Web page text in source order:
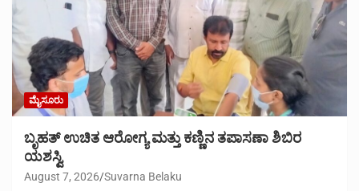
ಮೈಸೂರು
ಬೃಹತ್ ಉಚಿತ ಆರೋಗ್ಯ ಮತ್ತು ಕಣ್ಣಿನ ತಪಾಸಣಾ ಶಿಬಿರ
ಯಶಸ್ವಿ
August 7, 2026 Suvarna Belaku